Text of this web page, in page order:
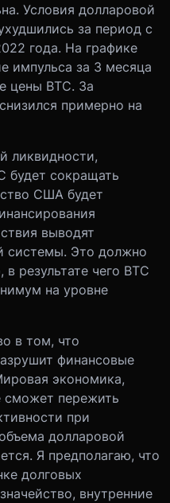
Условия долларовой
за период с
года. На графике
импульса за 3 месяца
цены BTC. За
примерно на
ликвидности,
будет сокращать
США будет
выводят
системы. Это должно
результате чего BTC
на уровне
в том, что
финансовые
экономика,
сможет пережить
при
долларовой
Я предполагаю, что
долговых
внутренние